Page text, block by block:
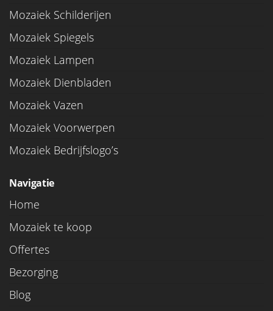
Mozaiek Schilderijen
Mozaiek Spiegels
Mozaiek Lampen
Mozaiek Dienbladen
Mozaiek Vazen
Mozaiek Voorwerpen
Mozaiek Bedrijfslogo’s
Navigatie
Home
Mozaiek te koop
Offertes
Bezorging
Blog